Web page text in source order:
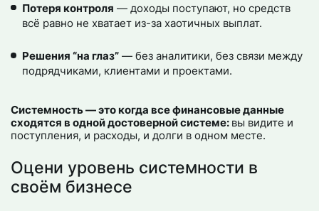
Потеря контроля — доходы поступают, но средств
всё равно не хватает из-за хаотичных выплат.
Решения “на глаз”— без аналитики, без связи между
подрядчиками, клиентами и проектами.
Системность — это когда все финансовые данные
сходятся в одной достоверной системе: вы видите и
поступления, и расходы, и долги в одном месте.
Оцени уровень системности в
своём бизнесе